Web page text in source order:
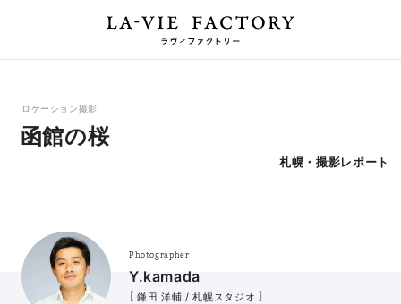
ロケーション撮影
函館の桜
札幌・撮影レポート
Photographer
Y.kamada
［ 鎌田 洋輔 / 札幌スタジオ ］